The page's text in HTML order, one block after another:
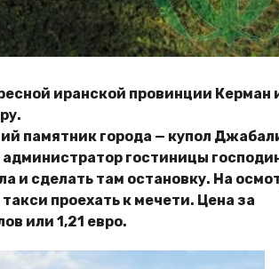
иранской провинции Керман
памятник города — купол
гостиницы
и сделать там остановку. На
проехать к мечети. Цена за
или 1,21 евро.